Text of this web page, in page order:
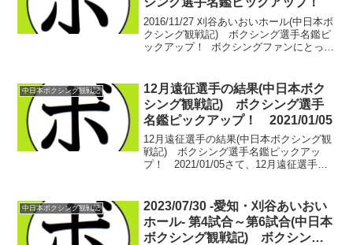
2016/11/27 刈谷あいおいホール(中日本ボ
クシング観戦記) ボクシング選手名鑑ピ
ックアップ！ ボクシングファンにとって
ータース(ジャマイカ) この近...
中日本ボクシング観戦記
12月遠征選手の結果(中日本ボク
シング観戦記) ボクシング選手
名鑑ピックアップ！ 2021/01/05
12月遠征選手の結果(中日本ボクシング観
戦記) ボクシング選手名鑑ピックアッ
プ！ 2021/01/05さて、12月遠征選手た
かじりを含みます。※分量的な都合で西
軍代表戦...
中日本ボクシング観戦記
2023/07/30 -愛知・刈谷あいおい
ホール- 第4試合～第6試合(中日本
ボクシング観戦記) ボクシング